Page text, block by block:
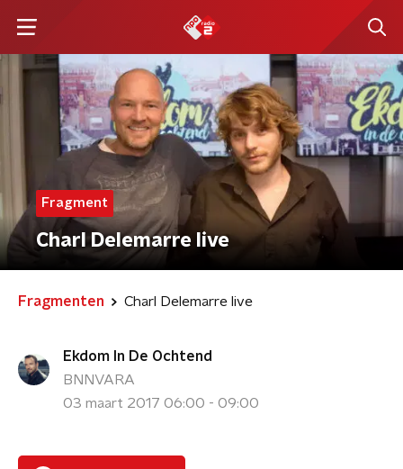
Fragment
Charl Delemarre live
Fragmenten Charl Delemarre live
Ekdom In De Ochtend
BNNVARA
03 maart 2017 06:00 - 09:00